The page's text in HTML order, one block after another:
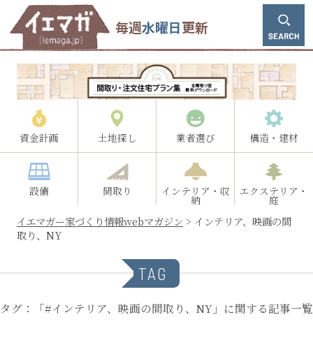
毎週水曜日更新
資金計画 土地探し 業者選び 構造・建材
設備 間取り インテリア・収
納
エクステリア・
庭
イエマガー家づくり情報webマガジン > インテリア、映画の間
取り、NY
TAG
タグ：「#インテリア、映画の間取り、NY」に関する記事一覧